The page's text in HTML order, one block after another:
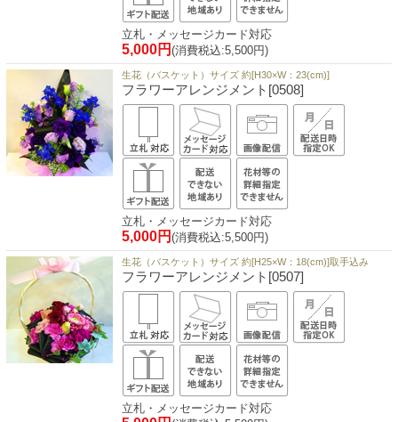
立札・メッセージカード対応
5,000円 (消費税込:5,500円)
生花（バスケット）サイズ 約[H30×W：23(cm)]
フラワーアレンジメント[0508]
立札・メッセージカード対応
5,000円 (消費税込:5,500円)
生花（バスケット）サイズ 約[H25×W：18(cm)]取手込み
フラワーアレンジメント[0507]
立札・メッセージカード対応